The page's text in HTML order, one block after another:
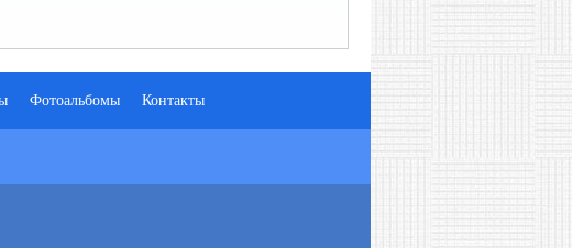
Фотоальбомы Контакты